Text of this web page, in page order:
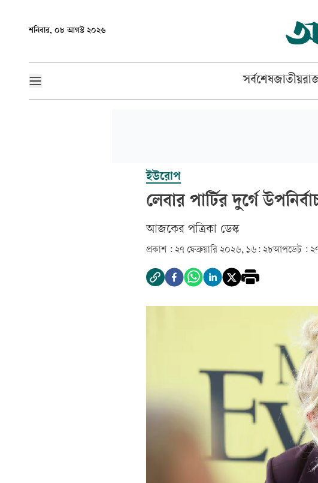
শনিবার, ০৮ আগস্ট ২০২৬
সর্বশেষজাতীয়
ইউরোপ
লেবার পার্টির দুর্গে
আজকের পত্রিকা ডেস্ক­
প্রকাশ : ২৭ ফেব্রুয়ারি ২০২৬, ১৬: ২৮আপডেট :